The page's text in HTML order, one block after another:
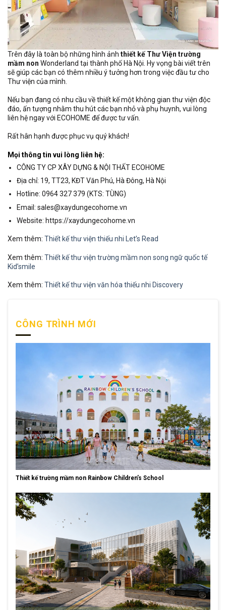
Trên đây là toàn bộ những hình ảnh thiết kế Thư Viện trường
mầm non Wonderland tại thành phố Hà Nội. Hy vọng bài viết trên
sẽ giúp các bạn có thêm nhiều ý tưởng hơn trong việc đầu tư cho
Thư viện của mình.
Nếu bạn đang có nhu cầu về thiết kế một không gian thư viện độc
đáo, ấn tượng nhằm thu hút các bạn nhỏ và phụ huynh, vui lòng
liên hệ ngay với ECOHOME để được tư vấn.
Rất hân hạnh được phục vụ quý khách!
Mọi thông tin vui lòng liên hệ:
CÔNG TY CP XÂY DỰNG & NỘI THẤT ECOHOME
Địa chỉ: 19, TT23, KĐT Văn Phú, Hà Đông, Hà Nội
Hotline: 0964 327 379 (KTS: TÙNG)
Email: sales@xaydungecohome.vn
Website: https://xaydungecohome.vn
Xem thêm: Thiết kế thư viện thiếu nhi Let’s Read
Xem thêm: Thiết kế thư viện trường mầm non song ngữ quốc tế
Kid’smile
Xem thêm: Thiết kế thư viện văn hóa thiếu nhi Discovery
CÔNG TRÌNH MỚI
Thiết kế trường mầm non Rainbow Children’s School